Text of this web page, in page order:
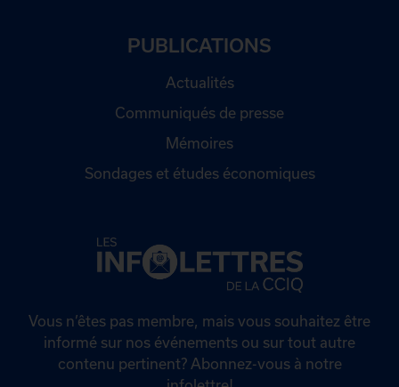
PUBLICATIONS
Actualités
Communiqués de presse
Mémoires
Sondages et études économiques
Vous n’êtes pas membre, mais vous souhaitez être
informé sur nos événements ou sur tout autre
contenu pertinent? Abonnez-vous à notre